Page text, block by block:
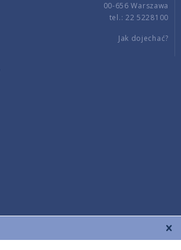
00-656 Warszawa
tel.: 22 5228100
Jak dojechać?